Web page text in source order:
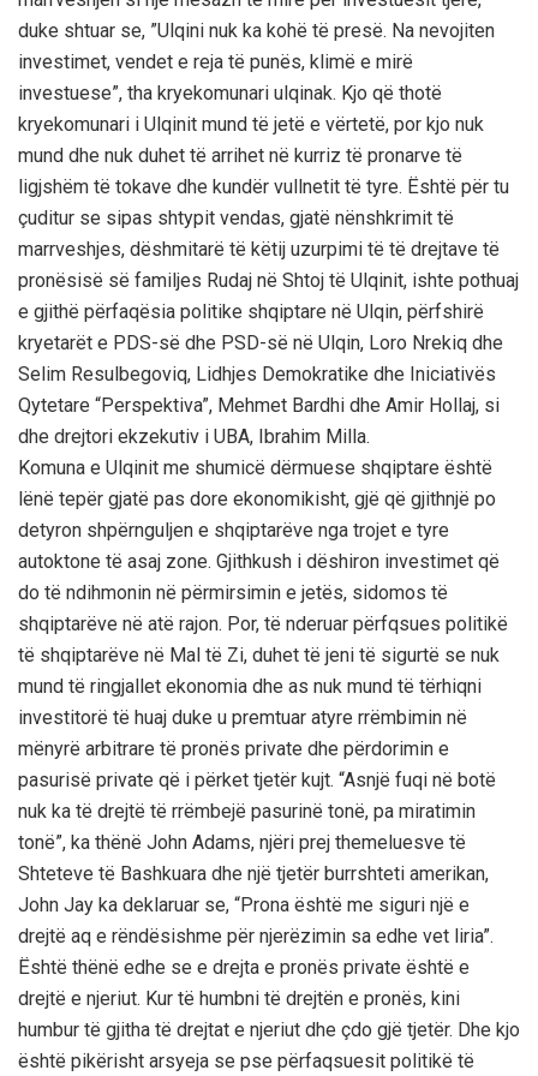
duke shtuar se, ”Ulqini nuk ka kohë të presë. Na nevojiten
investimet, vendet e reja të punës, klimë e mirë
investuese”, tha kryekomunari ulqinak. Kjo që thotë
kryekomunari i Ulqinit mund të jetë e vërtetë, por kjo nuk
mund dhe nuk duhet të arrihet në kurriz të pronarve të
ligjshëm të tokave dhe kundër vullnetit të tyre. Është për tu
çuditur se sipas shtypit vendas, gjatë nënshkrimit të
marrveshjes, dëshmitarë të këtij uzurpimi të të drejtave të
pronësisë së familjes Rudaj në Shtoj të Ulqinit, ishte pothuaj
e gjithë përfaqësia politike shqiptare në Ulqin, përfshirë
kryetarët e PDS-së dhe PSD-së në Ulqin, Loro Nrekiq dhe
Selim Resulbegoviq, Lidhjes Demokratike dhe Iniciativës
Qytetare “Perspektiva”, Mehmet Bardhi dhe Amir Hollaj, si
dhe drejtori ekzekutiv i UBA, Ibrahim Milla.
Komuna e Ulqinit me shumicë dërmuese shqiptare është
lënë tepër gjatë pas dore ekonomikisht, gjë që gjithnjë po
detyron shpërnguljen e shqiptarëve nga trojet e tyre
autoktone të asaj zone. Gjithkush i dëshiron investimet që
do të ndihmonin në përmirsimin e jetës, sidomos të
shqiptarëve në atë rajon. Por, të nderuar përfqsues politikë
të shqiptarëve në Mal të Zi, duhet të jeni të sigurtë se nuk
mund të ringjallet ekonomia dhe as nuk mund të tërhiqni
investitorë të huaj duke u premtuar atyre rrëmbimin në
mënyrë arbitrare të pronës private dhe përdorimin e
pasurisë private që i përket tjetër kujt. “Asnjë fuqi në botë
nuk ka të drejtë të rrëmbejë pasurinë tonë, pa miratimin
tonë”, ka thënë John Adams, njëri prej themeluesve të
Shteteve të Bashkuara dhe një tjetër burrshteti amerikan,
John Jay ka deklaruar se, “Prona është me siguri një e
drejtë aq e rëndësishme për njerëzimin sa edhe vet liria”.
Është thënë edhe se e drejta e pronës private është e
drejtë e njeriut. Kur të humbni të drejtën e pronës, kini
humbur të gjitha të drejtat e njeriut dhe çdo gjë tjetër. Dhe kjo
është pikërisht arsyeja se pse përfaqsuesit politikë të